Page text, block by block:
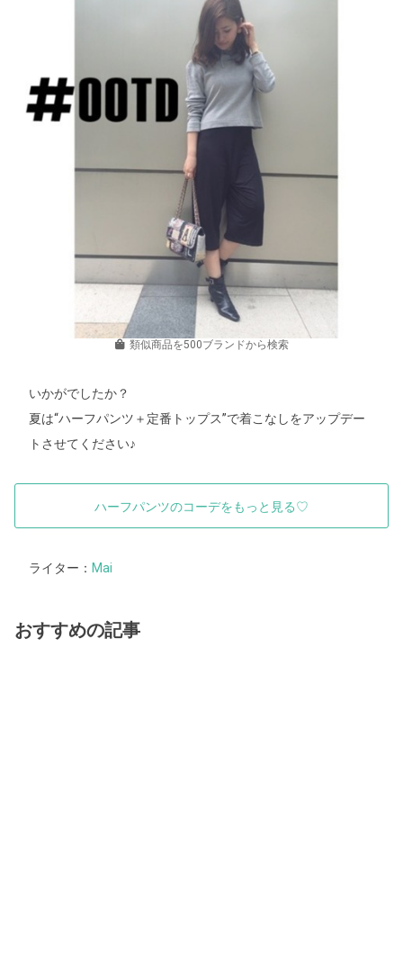
類似商品を500ブランドから検索
いかがでしたか？
夏は“ハーフパンツ＋定番トップス”で着こなしをアップデー
トさせてください♪
ハーフパンツのコーデをもっと見る♡
ライター： Mai
おすすめの記事